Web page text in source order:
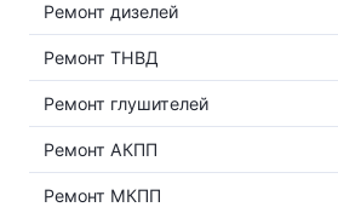
Ремонт дизелей
Ремонт ТНВД
Ремонт глушителей
Ремонт АКПП
Ремонт МКПП